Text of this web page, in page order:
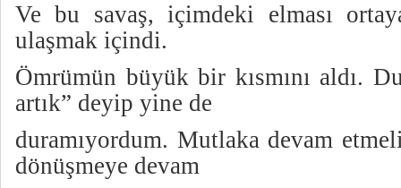
Ve bu savaş, içimdeki elması
ulaşmak içindi.
Ömrümün büyük bir kısmını aldı.
artık” deyip yine de
duramıyordum. Mutlaka devam
dönüşmeye devam